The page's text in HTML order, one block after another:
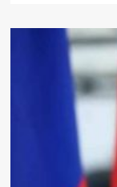
¡Será
en
UEFA
sede
de
Final
Champions
League